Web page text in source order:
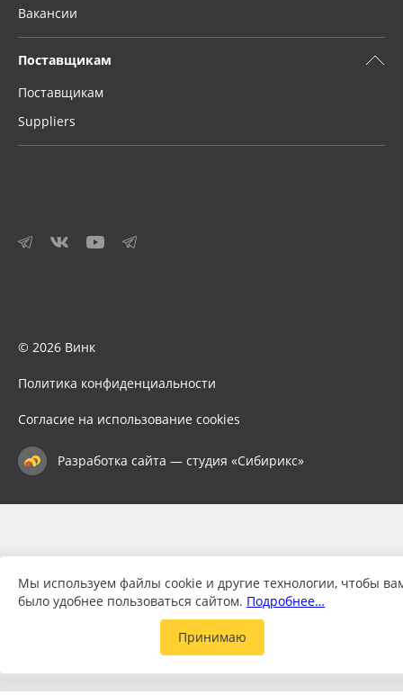
Вакансии
Поставщикам
Поставщикам
Suppliers
© 2026 Винк
Политика конфиденциальности
Согласие на использование cookies
Разработка сайта — студия «Сибирикс»
Мы используем файлы cookie и другие технологии, чтобы
было удобнее пользоваться сайтом. Подробнее…
Принимаю